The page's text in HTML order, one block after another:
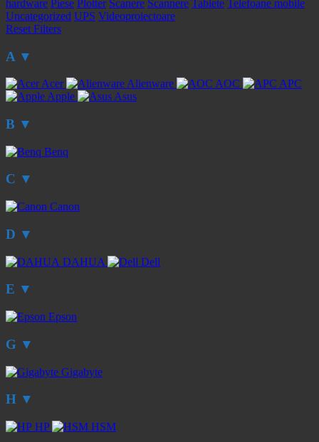
hardware Piese Plotter Scanere Scannere Tablete Telefoane mobile
Uncategorized UPS Videoproiectoare
Reset Filters
A ▼
Acer Alienware AOC
APC
Apple
Asus
B ▼
Benq
C ▼
Canon
D ▼
DAHUA Dell
E ▼
Epson
G ▼
Gigabyte
H ▼
HP HSM